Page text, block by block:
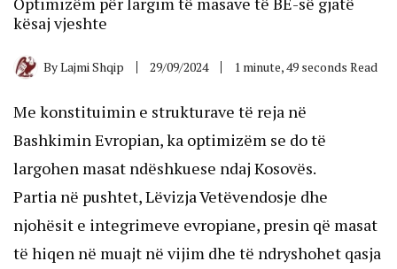
kësaj vjeshte
ByLajmi Shqip 29/09/2024 1 minute, 49 seconds Read
Me konstituimin e strukturave të reja në
Bashkimin Evropian, ka optimizëm se do të
largohen masat ndëshkuese ndaj Kosovës.
Partia në pushtet, Lëvizja Vetëvendosje dhe
njohësit e integrimeve evropiane, presin që masat
të hiqen në muajt në vijim dhe të ndryshohet qasja